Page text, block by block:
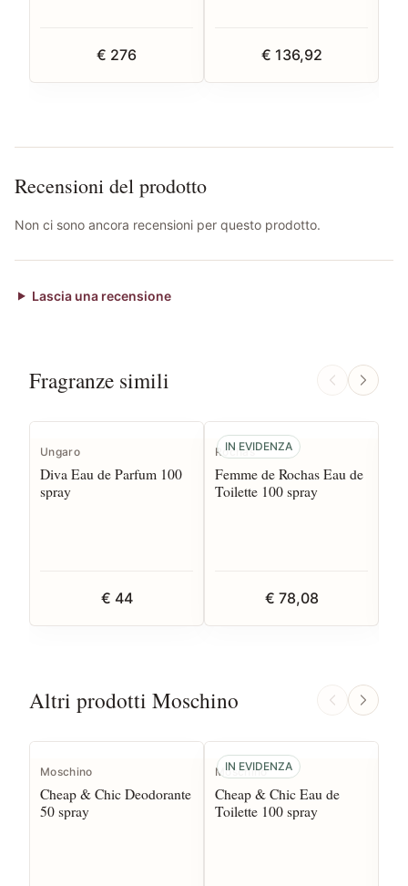
€ 276 € 136,92
Recensioni del prodotto
Non ci sono ancora recensioni per questo prodotto.
Lascia una recensione
Fragranze simili
Ungaro
Diva Eau de Parfum 100
spray
€ 44
IN EVIDENZA
Rochas
Femme de Rochas Eau de
Toilette 100 spray
€ 78,08
Altri prodotti Moschino
Moschino
Cheap & Chic Deodorante
50 spray
IN EVIDENZA
Moschino
Cheap & Chic Eau de
Toilette 100 spray